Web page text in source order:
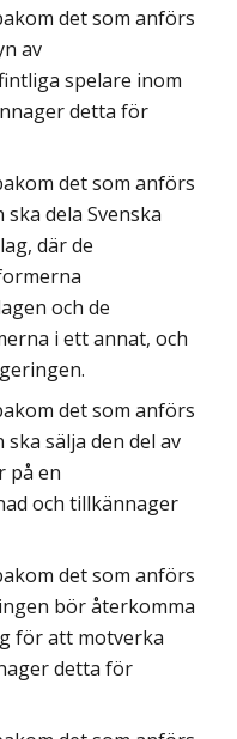
det som anförs
av
spelare inom
detta för
det som anförs
dela Svenska
där de
och de
i ett annat, och
det som anförs
sälja den del av
på en
och tillkännager
det som anförs
bör återkomma
för att motverka
detta för